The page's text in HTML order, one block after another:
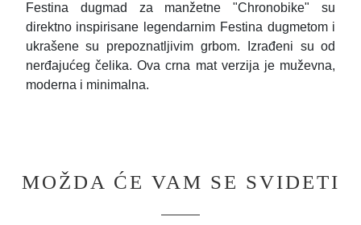
Festina dugmad za manžetne "Chronobike" su
direktno inspirisane legendarnim Festina dugmetom i
ukrašene su prepoznatljivim grbom. Izrađeni su od
nerđajućeg čelika. Ova crna mat verzija je muževna,
moderna i minimalna.
MOŽDA ĆE VAM SE SVIDETI